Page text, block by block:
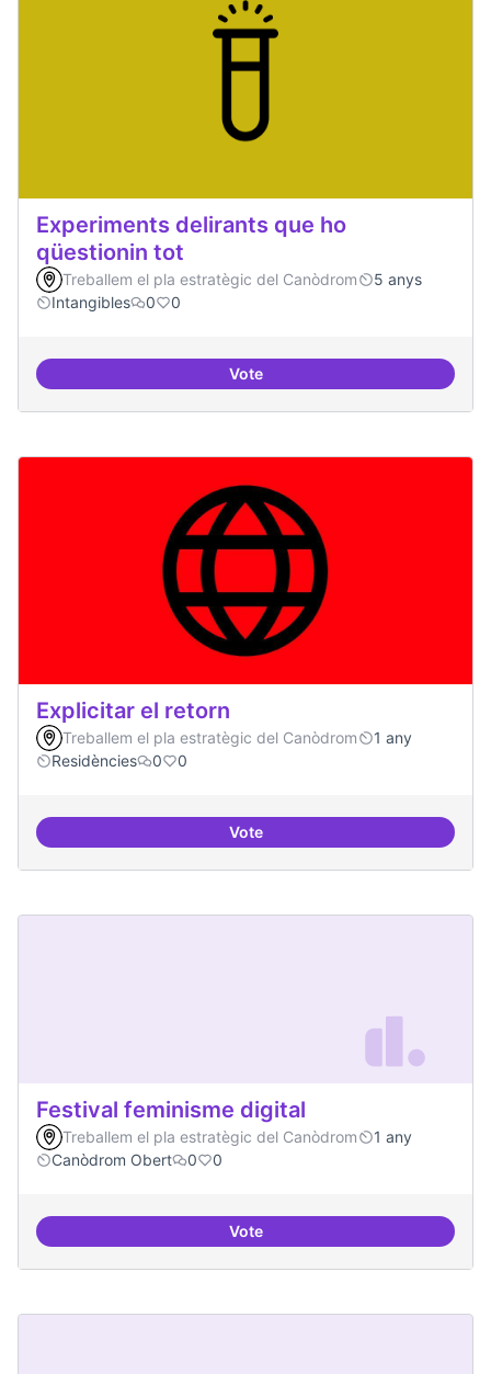
Experiments delirants que ho
qüestionin tot
Treballem el pla estratègic del Canòdrom
5 anys
Intangibles
0 0
VoteExperiments delirants que ho
Explicitar el retorn
Treballem el pla estratègic del Canòdrom
1 any
Residències
0 0
VoteExplicitar el retorn
Festival feminisme digital
Treballem el pla estratègic del Canòdrom
1 any
Canòdrom Obert
0 0
VoteFestival feminisme digital